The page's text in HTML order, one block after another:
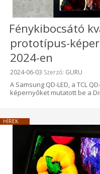
Fénykibocsátó
prototípus-
2024-en
Beküldve:
2024-06-03 Szerző: GURU
A Samsung QD-LED, a TCL
képernyőket mutatott be a
HÍREK